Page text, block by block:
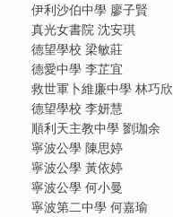
伊利沙伯中學 廖子賢
真光女書院 沈安琪
德望學校 梁敏莊
德愛中學 李芷宜
救世軍卜維廉中學 林巧欣
德望學校 李妍慧
順利天主教中學 劉珈余
寧波公學 陳思婷
寧波公學 黃依婷
寧波公學 何小曼
寧波第二中學 何嘉瑜